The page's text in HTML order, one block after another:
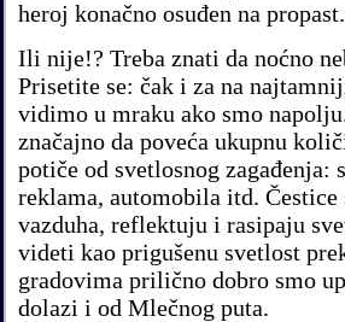
heroj konačno osuđen na propast.
Ili nije!? Treba znati da noćno
Prisetite se: čak i za na
vidimo u mraku ako smo
značajno da poveća ukupnu
potiče od svetlosnog zagađenja:
reklama, automobila itd.
vazduha, reflektuju i rasipaju
videti kao prigušenu svetlost
gradovima prilično dobro smo
dolazi i od Mlečnog puta.